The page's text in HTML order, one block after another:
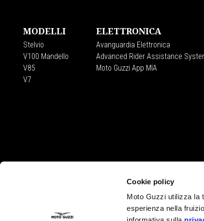
Cookie policy
Moto Guzzi utilizza la
esperienza nella
MODELLI
Stelvio
V100 Mandello
V85
V7
ELETTRONICA
Avanguardia Elettronica
Advanced Rider Assistance
Moto Guzzi App MIA
Privacy policy
Dove siamo
Servizio Clienti